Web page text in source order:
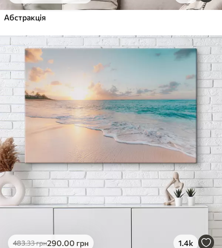
Абстракція
483.33грн290.00 грн 1.4k